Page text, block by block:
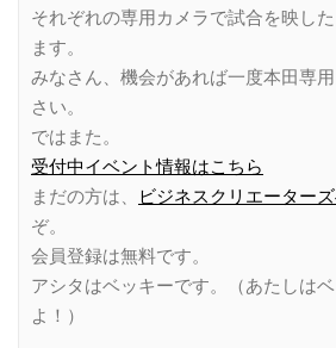
それぞれの専用カメラで試合を映し
ます。
みなさん、機会があれば一度本田専
さい。
ではまた。
受付中イベント情報はこちら
まだの方は、
ビジネスクリエーター
ぞ。
会員登録は無料です。
アシタはベッキーです。（あたしは
よ！）